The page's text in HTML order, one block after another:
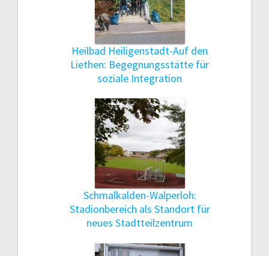
Heilbad Heiligenstadt-Auf den
Liethen: Begegnungsstätte für
soziale Integration
Schmalkalden-Walperloh:
Stadionbereich als Standort für
neues Stadtteilzentrum